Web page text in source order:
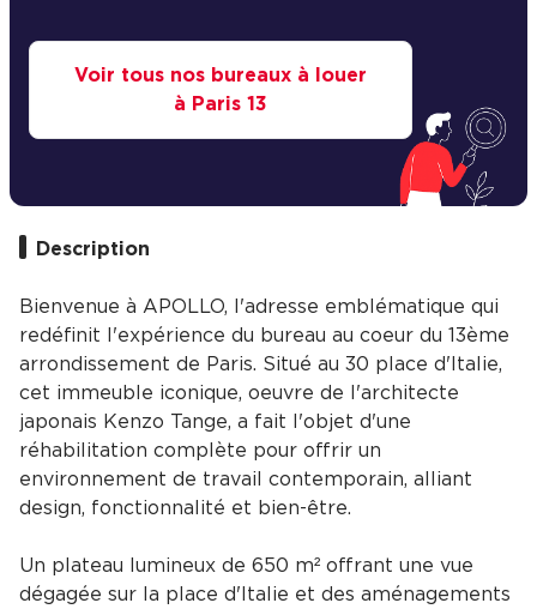
Voir tous nos bureaux à louer
à Paris 13
Description
Bienvenue à APOLLO, l'adresse emblématique qui
redéfinit l'expérience du bureau au coeur du 13ème
arrondissement de Paris. Situé au 30 place d'Italie,
cet immeuble iconique, oeuvre de l'architecte
japonais Kenzo Tange, a fait l'objet d'une
réhabilitation complète pour offrir un
environnement de travail contemporain, alliant
design, fonctionnalité et bien-être.
Un plateau lumineux de 650 m² offrant une vue
dégagée sur la place d'Italie et des aménagements